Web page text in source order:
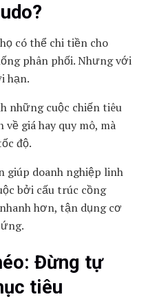
có thể chi tiền cho
phân phối. Nhưng với
hạn.
những cuộc chiến tiêu
giá hay quy mô, mà
độ.
giúp doanh nghiệp linh
bởi cấu trúc cồng
hơn, tận dụng cơ
Đừng tự
tiêu